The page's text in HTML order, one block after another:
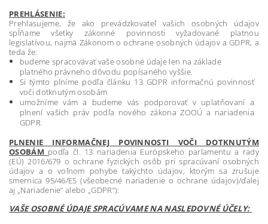
PREHLÁSENIE:
Prehlasujeme, že ako prevádzkovateľ vašich osobných údajov
spĺňame všetky zákonné povinnosti vyžadované platnou
legislatívou, najmä Zákonom o ochrane osobných údajov a GDPR, a
teda že:
budeme spracovávať vaše osobné údaje len na základe
platného právneho dôvodu popísaného vyššie.
Si týmto plníme podľa článku 13 GDPR informačnú povinnosť
voči dotknutým osobám
umožníme vám a budeme vás podporovať v uplatňovaní a
plnení vašich práv podľa nového zákona ZOOÚ a nariadenia
GDPR.
PLNENIE INFORMAČNEJ POVINNOSTI VOČI DOTKNUTÝM
OSOBÁM podľa čl. 13 nariadenia Európskeho parlamentu a rady
(EÚ) 2016/679 o ochrane fyzických osôb pri spracúvaní osobných
údajov a o voľnom pohybe takýchto údajov, ktorým sa zrušuje
smernica 95/46/ES (všeobecné nariadenie o ochrane údajov)/ďalej
aj „Nariadenie“ alebo „GDPR“):
VAŠE OSOBNÉ ÚDAJE SPRACÚVAME NA NASLEDOVNÉ ÚČELY: